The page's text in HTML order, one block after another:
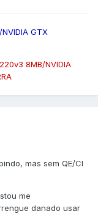
GTX
8MB/NVIDIA
mas sem QE/CI
me
danado usar